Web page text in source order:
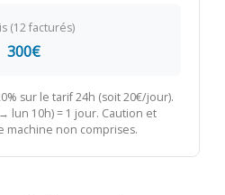
(12 facturés)
300€
sur le tarif 24h (soit 20€/jour).
lun 10h) = 1 jour. Caution et
machine non comprises.